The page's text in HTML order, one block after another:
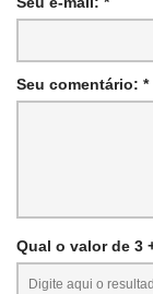
Seu comentário: *
Qual o valor de 3